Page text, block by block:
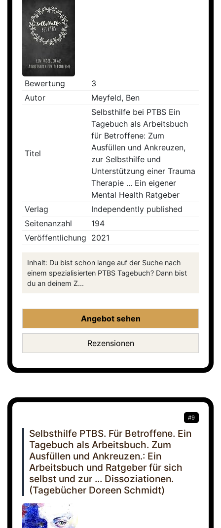
Bewertung
3
Autor
Meyfeld, Ben
Titel
Selbsthilfe bei PTBS Ein
Tagebuch als Arbeitsbuch
für Betroffene: Zum
Ausfüllen und Ankreuzen,
zur Selbsthilfe und
Unterstützung einer Trauma
Therapie ... Ein eigener
Mental Health Ratgeber
Verlag
Independently published
Seitenanzahl
194
Veröffentlichung 2021
Inhalt: Du bist schon lange auf der Suche nach
einem spezialisierten PTBS Tagebuch? Dann bist
du an deinem Z...
Angebot sehen
Rezensionen
#9
Selbsthilfe PTBS. Für Betroffene. Ein
Tagebuch als Arbeitsbuch. Zum
Ausfüllen und Ankreuzen.: Ein
Arbeitsbuch und Ratgeber für sich
selbst und zur ... Dissoziationen.
(Tagebücher Doreen Schmidt)